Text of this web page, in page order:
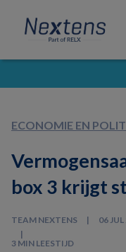
primary
navigation
content
footer
Nextens
Fiscaal
partner
van
ECONOMIE EN
box 3 krijgt
TEAM NEXTENS 06
3 MIN LEESTIJD